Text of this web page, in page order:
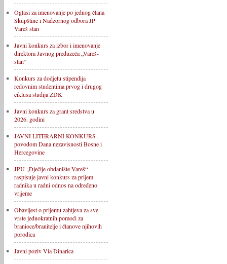
Oglasi za imenovanje po jednog člana
Skupštine i Nadzornog odbora JP
Vareš stan
Javni konkurs za izbor i imenovanje
direktora Javnog preduzeća „Vareš-
stan“
Konkurs za dodjelu stipendija
redovnim studentima prvog i drugog
ciklusa studija ZDK
Javni konkurs za grant sredstva u
2026. godini
JAVNI LITERARNI KONKURS
povodom Dana nezavisnosti Bosne i
Hercegovine
JPU „Dječije obdanište Vareš“
raspisuje javni konkurs za prijem
radnika u radni odnos na određeno
vrijeme
Obavijest o prijemu zahtjeva za sve
vrste jednokratnih pomoći za
branioce/branitelje i članove njihovih
porodica
Javni poziv Via Dinarica